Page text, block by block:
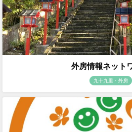
外房情報ネット
九十九里・外房